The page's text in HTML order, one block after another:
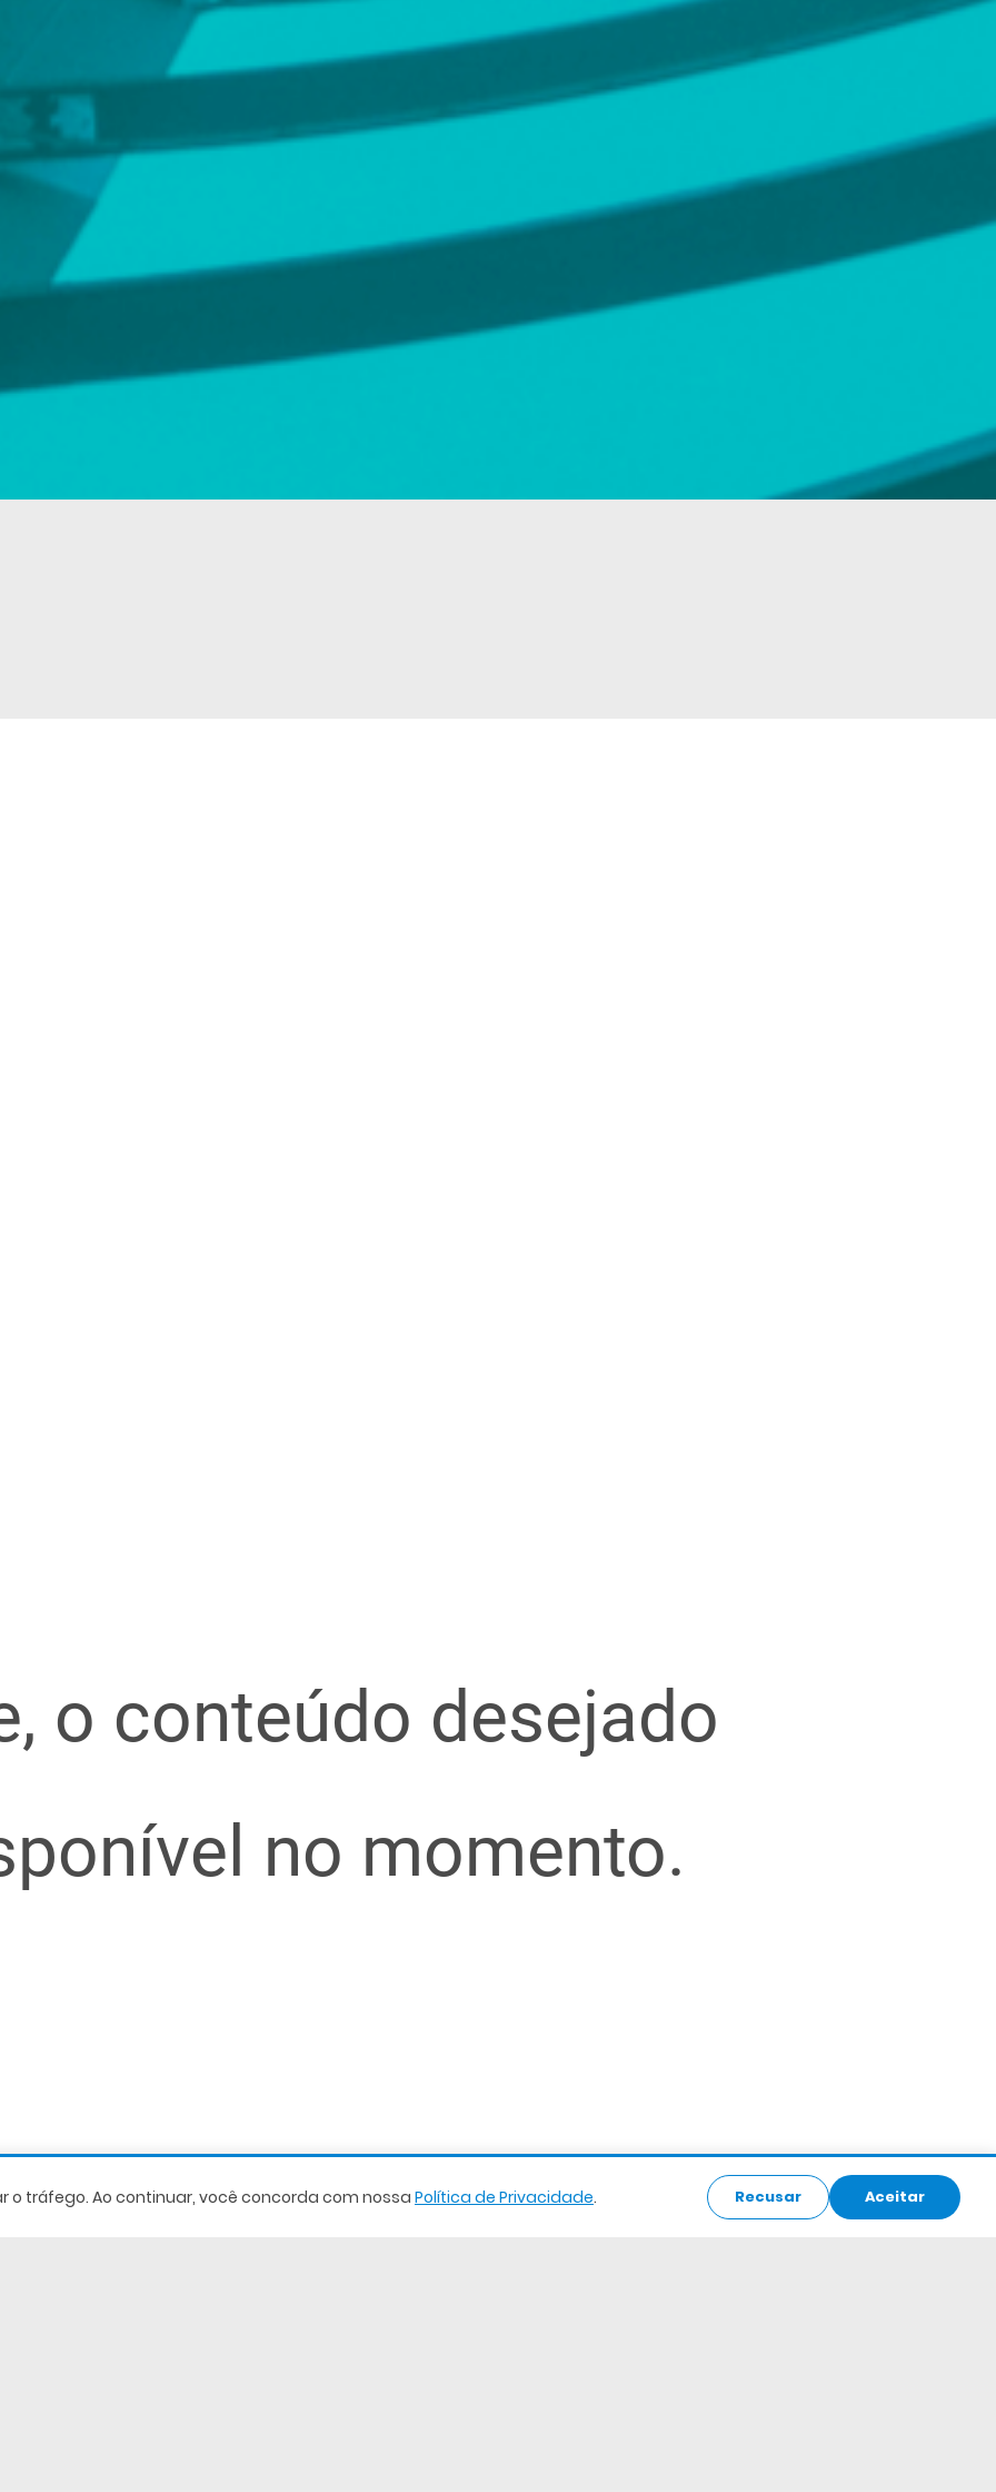
o conteúdo desejado
no momento.
o tráfego. Ao continuar, você concorda com nossa Política de Privacidade. Recusar Aceitar